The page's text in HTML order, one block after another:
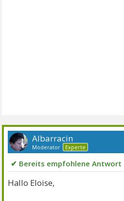
Albarracin
Moderator Experte
✔ Bereits empfohlene Antwort
Hallo Eloise,